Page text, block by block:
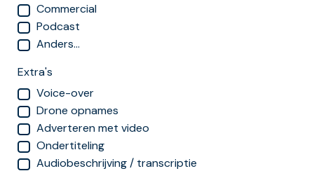
Commercial
Podcast
Anders...
Extra's
Voice-over
Drone opnames
Adverteren met video
Ondertiteling
Audiobeschrijving / transcriptie